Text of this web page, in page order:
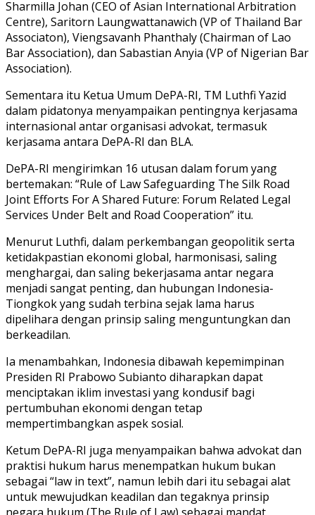
Sharmilla Johan (CEO of Asian International Arbitration
Centre), Saritorn Laungwattanawich (VP of Thailand Bar
Associaton), Viengsavanh Phanthaly (Chairman of Lao
Bar Association), dan Sabastian Anyia (VP of Nigerian Bar
Association).
Sementara itu Ketua Umum DePA-RI, TM Luthfi Yazid
dalam pidatonya menyampaikan pentingnya kerjasama
internasional antar organisasi advokat, termasuk
kerjasama antara DePA-RI dan BLA.
DePA-RI mengirimkan 16 utusan dalam forum yang
bertemakan: “Rule of Law Safeguarding The Silk Road
Joint Efforts For A Shared Future: Forum Related Legal
Services Under Belt and Road Cooperation” itu.
Menurut Luthfi, dalam perkembangan geopolitik serta
ketidakpastian ekonomi global, harmonisasi, saling
menghargai, dan saling bekerjasama antar negara
menjadi sangat penting, dan hubungan Indonesia-
Tiongkok yang sudah terbina sejak lama harus
dipelihara dengan prinsip saling menguntungkan dan
berkeadilan.
Ia menambahkan, Indonesia dibawah kepemimpinan
Presiden RI Prabowo Subianto diharapkan dapat
menciptakan iklim investasi yang kondusif bagi
pertumbuhan ekonomi dengan tetap
mempertimbangkan aspek sosial.
Ketum DePA-RI juga menyampaikan bahwa advokat dan
praktisi hukum harus menempatkan hukum bukan
sebagai “law in text”, namun lebih dari itu sebagai alat
untuk mewujudkan keadilan dan tegaknya prinsip